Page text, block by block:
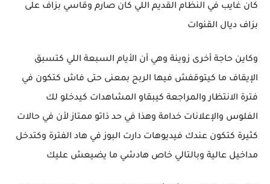
كان غايب في النظام القديم اللي كان صارم وقاسي بزاف على
بزاف ديال القنوات
وكاين حاجة أخرى زوينة وهي أن الأيام السبعة اللي كتسبق
الإيقاف ما كيتوقفش فيها الربح بمعنى حتى فاش كتكون في
فترة الانتظار والمراجعة كيبقاو المشاهدات كيدخلو لك
الفلوس والإعلانات خدامة وهذا في حد ذاتو ممتاز لأن في حالات
كثيرة كتكون عندك فيديوهات دارت البوز في هاد الفترة وكتدخل
مداخيل عالية وبالتالي خاص هادشي ما يضيعش عليك